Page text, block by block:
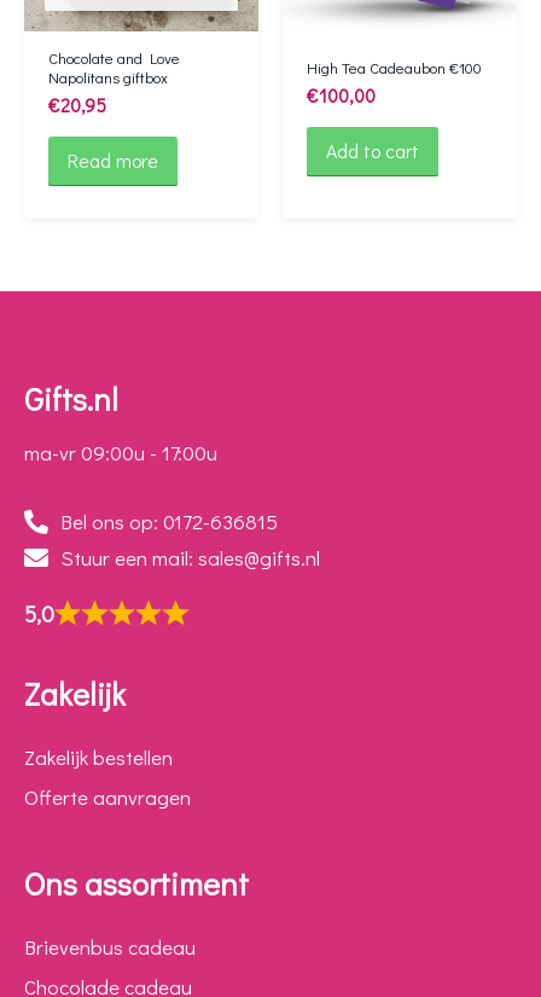
Chocolate and Love
Napolitans giftbox
€20,95
Read more
High Tea Cadeaubon €100
€100,00
Add to cart
Gifts.nl
ma-vr 09:00u - 17:00u
Bel ons op: 0172-636815
Stuur een mail: sales@gifts.nl
5,0
Zakelijk
Zakelijk bestellen
Offerte aanvragen
Ons assortiment
Brievenbus cadeau
Chocolade cadeau